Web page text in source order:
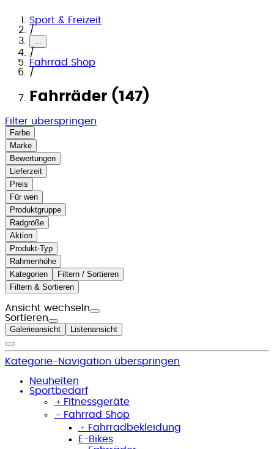
Sport & Freizeit
/
...
/
Fahrrad Shop
/
Fahrräder (147)
Filter überspringen
Farbe
Marke
Bewertungen
Lieferzeit
Preis
Für wen
Produktgruppe
Radgröße
Aktion
Produkt-Typ
Rahmenhöhe
Kategorien
Filtern / Sortieren
Filtern & Sortieren
Ansicht wechseln
Sortieren
Galerieansicht Listenansicht
Kategorie-Navigation überspringen
Neuheiten
Sportbedarf
﹢ Fitnessgeräte
﹣ Fahrrad Shop
﹢ Fahrradbekleidung
E-Bikes